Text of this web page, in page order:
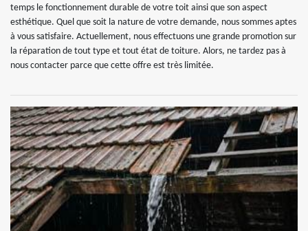
temps le fonctionnement durable de votre toit ainsi que son aspect
esthétique. Quel que soit la nature de votre demande, nous sommes aptes
à vous satisfaire. Actuellement, nous effectuons une grande promotion sur
la réparation de tout type et tout état de toiture. Alors, ne tardez pas à
nous contacter parce que cette offre est très limitée.